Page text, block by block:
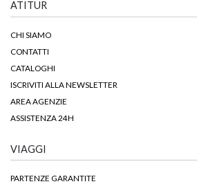
ATITUR
CHI SIAMO
CONTATTI
CATALOGHI
ISCRIVITI ALLA NEWSLETTER
AREA AGENZIE
ASSISTENZA 24H
VIAGGI
PARTENZE GARANTITE